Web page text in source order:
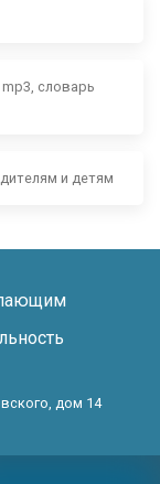
словарь
и детям
дом 14